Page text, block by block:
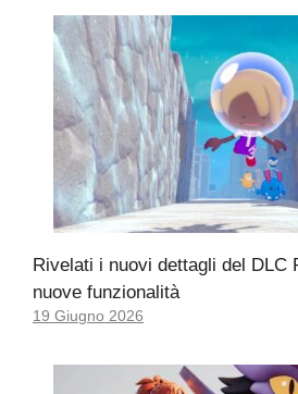
Rivelati i nuovi dettagli del DLC
nuove funzionalità
19 Giugno 2026